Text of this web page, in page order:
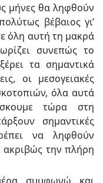
μήνες θα ληφθούν
βέβαιος γι’
όλη αυτή τη μακρά
συνεπώς το
τα σημαντικά
οι μεσογειακές
όλα αυτά
τώρα στη
σημαντικές
να ληφθούν
ακριβώς την πλήρη